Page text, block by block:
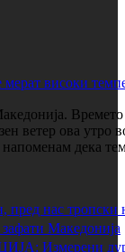
високи
Времето
ветер ова
дека
нас тропски
Македонија
Измерени дури